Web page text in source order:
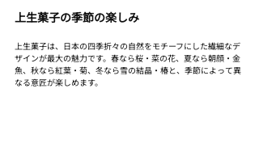
上生菓子の季節の楽しみ
上生菓子は、日本の四季折々の自然をモチーフにした繊細なデ
ザインが最大の魅力です。春なら桜・菜の花、夏なら朝顔・金
魚、秋なら紅葉・菊、冬なら雪の結晶・椿と、季節によって異
なる意匠が楽しめます。